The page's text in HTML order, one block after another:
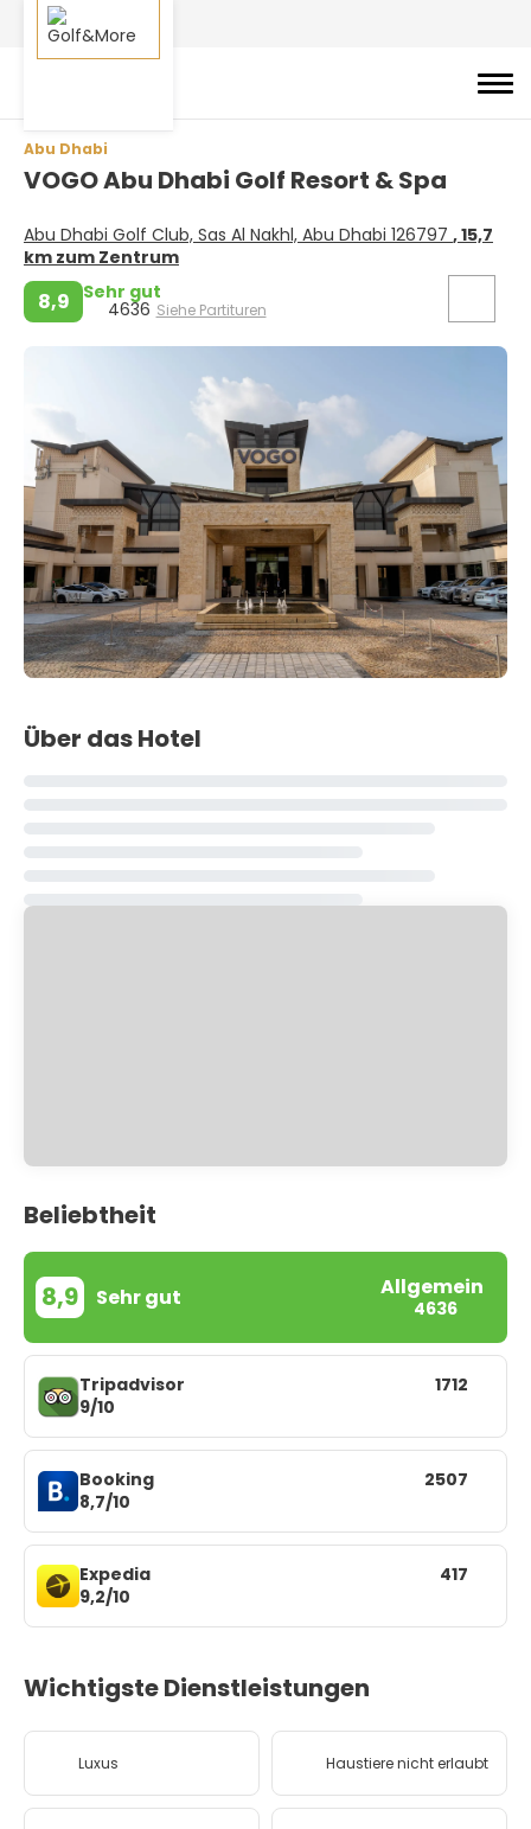
Abu Dhabi
VOGO Abu Dhabi Golf Resort & Spa
Abu Dhabi Golf Club, Sas Al Nakhl, Abu Dhabi 126797 , 15,7
km zum Zentrum
8,9 Sehr gut
4636 Siehe Partituren
Über das Hotel
Beliebtheit
8,9 Sehr gut Allgemein
4636
Tripadvisor
9/10
1712
Booking
8,7/10
2507
Expedia
9,2/10
417
Wichtigste Dienstleistungen
Luxus Haustiere nicht erlaubt